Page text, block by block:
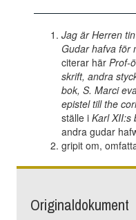
Jag är Herren
Gudar hafva för
citerar här Prof-
skrift, andra
bok, S. Marci
epistel till the
ställe i Karl XII:s
andra gudar
gripit om,
Originaldokument